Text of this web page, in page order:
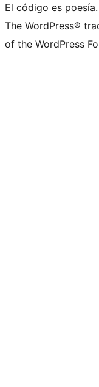
El código es poesía.
The WordPress®
of the WordPress